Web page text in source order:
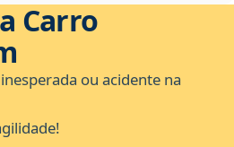
Carro
ou acidente na